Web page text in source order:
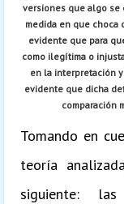
versiones que algo se
medida en que choca
evidente que para
como ilegítima o
en la interpretación
evidente que dicha
comparación
Tomando en
teoría
siguiente: